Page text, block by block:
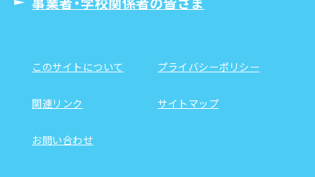
このサイトについて プライバシーポリシー
関連リンク サイトマップ
お問い合わせ